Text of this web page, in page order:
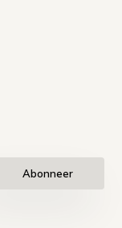
Abonneer